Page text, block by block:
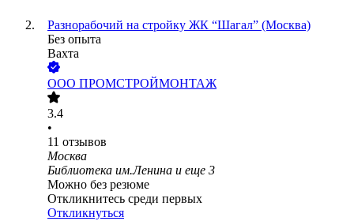
Разнорабочий на стройку ЖК “Шагал” (Москва)
Без опыта
Вахта
ООО ПРОМСТРОЙМОНТАЖ
3.4
•
11 отзывов
Москва
Библиотека им.Ленина и еще 3
Можно без резюме
Откликнитесь среди первых
Откликнуться